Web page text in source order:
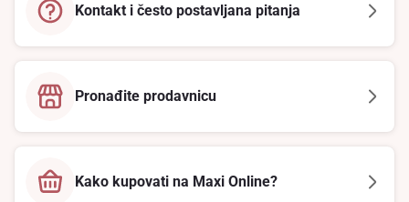
Kontakt i često postavljana pitanja
Pronađite prodavnicu
Kako kupovati na Maxi Online?